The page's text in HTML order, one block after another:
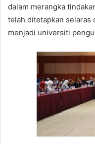
dalam merangka
telah ditetapkan
menjadi universiti